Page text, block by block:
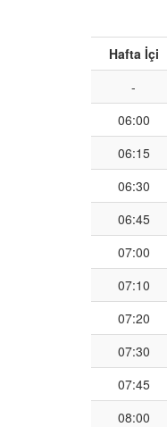
Hafta İçi
-
06:00
06:15
06:30
06:45
07:00
07:10
07:20
07:30
07:45
08:00